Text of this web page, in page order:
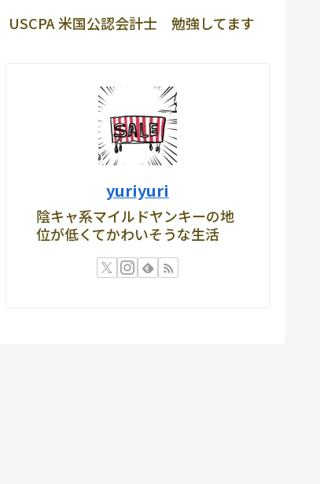
USCPA 米国公認会計士 勉強してます
yuriyuri
陰キャ系マイルドヤンキーの地
位が低くてかわいそうな生活